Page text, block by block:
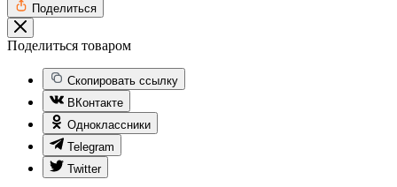
Поделиться
Поделиться товаром
Скопировать ссылку
ВКонтакте
Одноклассники
Telegram
Twitter